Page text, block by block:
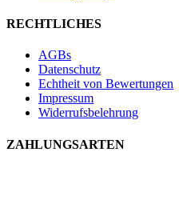
RECHTLICHES
AGBs
Datenschutz
Echtheit von Bewertungen
Impressum
Widerrufsbelehrung
ZAHLUNGSARTEN